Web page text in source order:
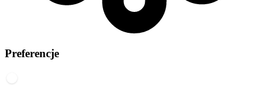
Preferencje